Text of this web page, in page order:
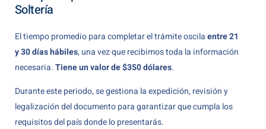
Soltería
El tiempo promedio para completar el trámite oscilaentre 21
y 30 días hábiles, una vez que recibimos toda la información
necesaria.Tiene un valor de $350 dólares.
Durante este periodo, se gestiona la expedición, revisión y
legalización del documento para garantizar que cumpla los
requisitos del país donde lo presentarás.